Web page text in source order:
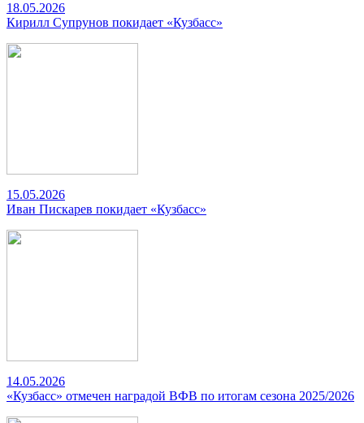
18.05.2026
Кирилл Супрунов покидает «Кузбасс»
15.05.2026
Иван Пискарев покидает «Кузбасс»
14.05.2026
«Кузбасс» отмечен наградой ВФВ по итогам сезона 2025/2026